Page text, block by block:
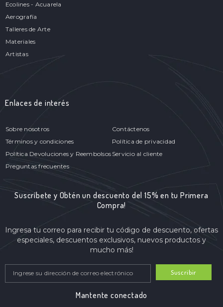
Ecolines - Acuarela
Aerografía
Talleres de Arte
Materiales
Artistas
Enlaces de interés
Sobre nosotros
Contáctenos
Términos y condiciones
Política de privacidad
Política Devoluciones y Reembolsos Servicio al cliente
Preguntas frecuentes
Suscríbete y Obtén un descuento del 15% en tu Primera
Compra!
Ingresa tu correo para recibir tu código de descuento, ofertas
especiales, descuentos exclusivos, nuevos productos y
mucho más!
Suscribir
Mantente conectado